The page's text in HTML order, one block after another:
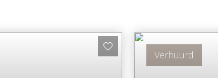
Verhuurd